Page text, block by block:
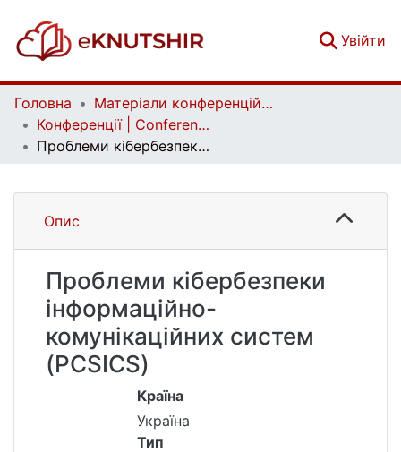
Увійти
Головна
Матеріали конференцій | Conference materials
Конференції | Conferences
Проблеми кібербезпеки інформаційно-комунікаційних систем (PCSICS)
Опис
Проблеми кібербезпеки
інформаційно-
комунікаційних систем
(PCSICS)
Країна
Україна
Тип